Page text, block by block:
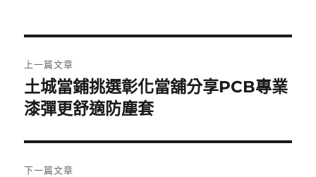
章
導
覽
上一篇文章
上
一
文
章:
土城當鋪挑選彰化當舖分享PCB專業
漆彈更舒適防塵套
下一篇文章